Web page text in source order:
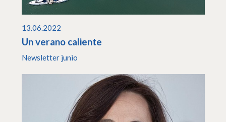
13.06.2022
Un verano caliente
Newsletter junio